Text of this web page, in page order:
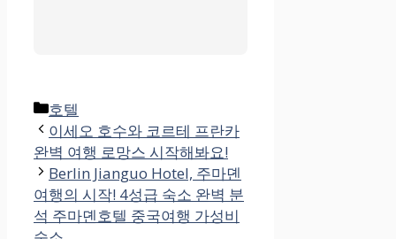
카
테
고
리
호텔
이세오 호수와 코르테 프란카
완벽 여행 로망스 시작해봐요!
Berlin Jianguo Hotel, 주마뎬
여행의 시작! 4성급 숙소 완벽 분
석 주마뎬호텔 중국여행 가성비